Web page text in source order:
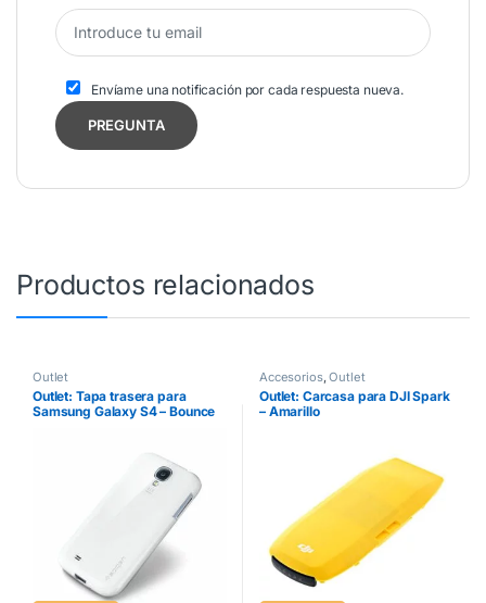
Envíame una notificación por cada respuesta nueva.
Productos relacionados
Outlet
Outlet: Tapa trasera para
Samsung Galaxy S4 – Bounce
Accesorios,Outlet
Outlet: Carcasa para DJI Spark
– Amarillo